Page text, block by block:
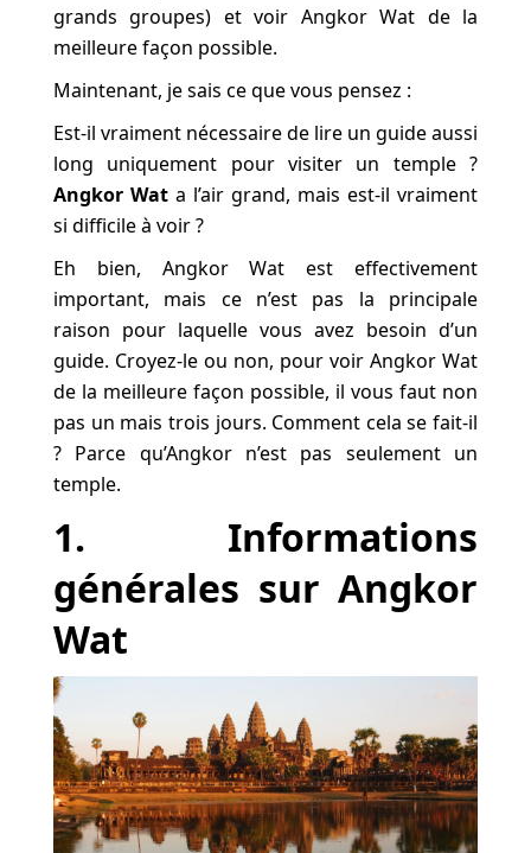
grands groupes) et voir Angkor Wat de la
meilleure façon possible.
Maintenant, je sais ce que vous pensez :
Est-il vraiment nécessaire de lire un guide aussi
long uniquement pour visiter un temple ?
Angkor Wat a l’air grand, mais est-il vraiment
si difficile à voir ?
Eh bien, Angkor Wat est effectivement
important, mais ce n’est pas la principale
raison pour laquelle vous avez besoin d’un
guide. Croyez-le ou non, pour voir Angkor Wat
de la meilleure façon possible, il vous faut non
pas un mais trois jours. Comment cela se fait-il
? Parce qu’Angkor n’est pas seulement un
temple.
1. Informations
générales sur Angkor
Wat